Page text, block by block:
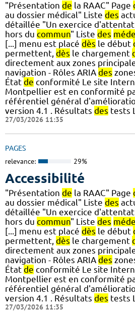
"Présentation de la RAAC" Page
au dossier médical" Liste des
détaillée "Un exercice
hors du commun" Liste des
[...] menu est placé dès le début
permettent, dès le chargement
directement aux zones
navigation - Rôles ARIA des
État de conformité Le site
Montpellier est en conformité
référentiel général
version 4.1 . Résultats des tests
27/03/2026 11:35
PAGES
relevance: 29%
Accessibilité
"Présentation de la RAAC" Page
au dossier médical" Liste des
détaillée "Un exercice
hors du commun" Liste des
[...] menu est placé dès le début
permettent, dès le chargement
directement aux zones
navigation - Rôles ARIA des
État de conformité Le site
Montpellier est en conformité
référentiel général
version 4.1 . Résultats des tests
27/03/2026 11:35